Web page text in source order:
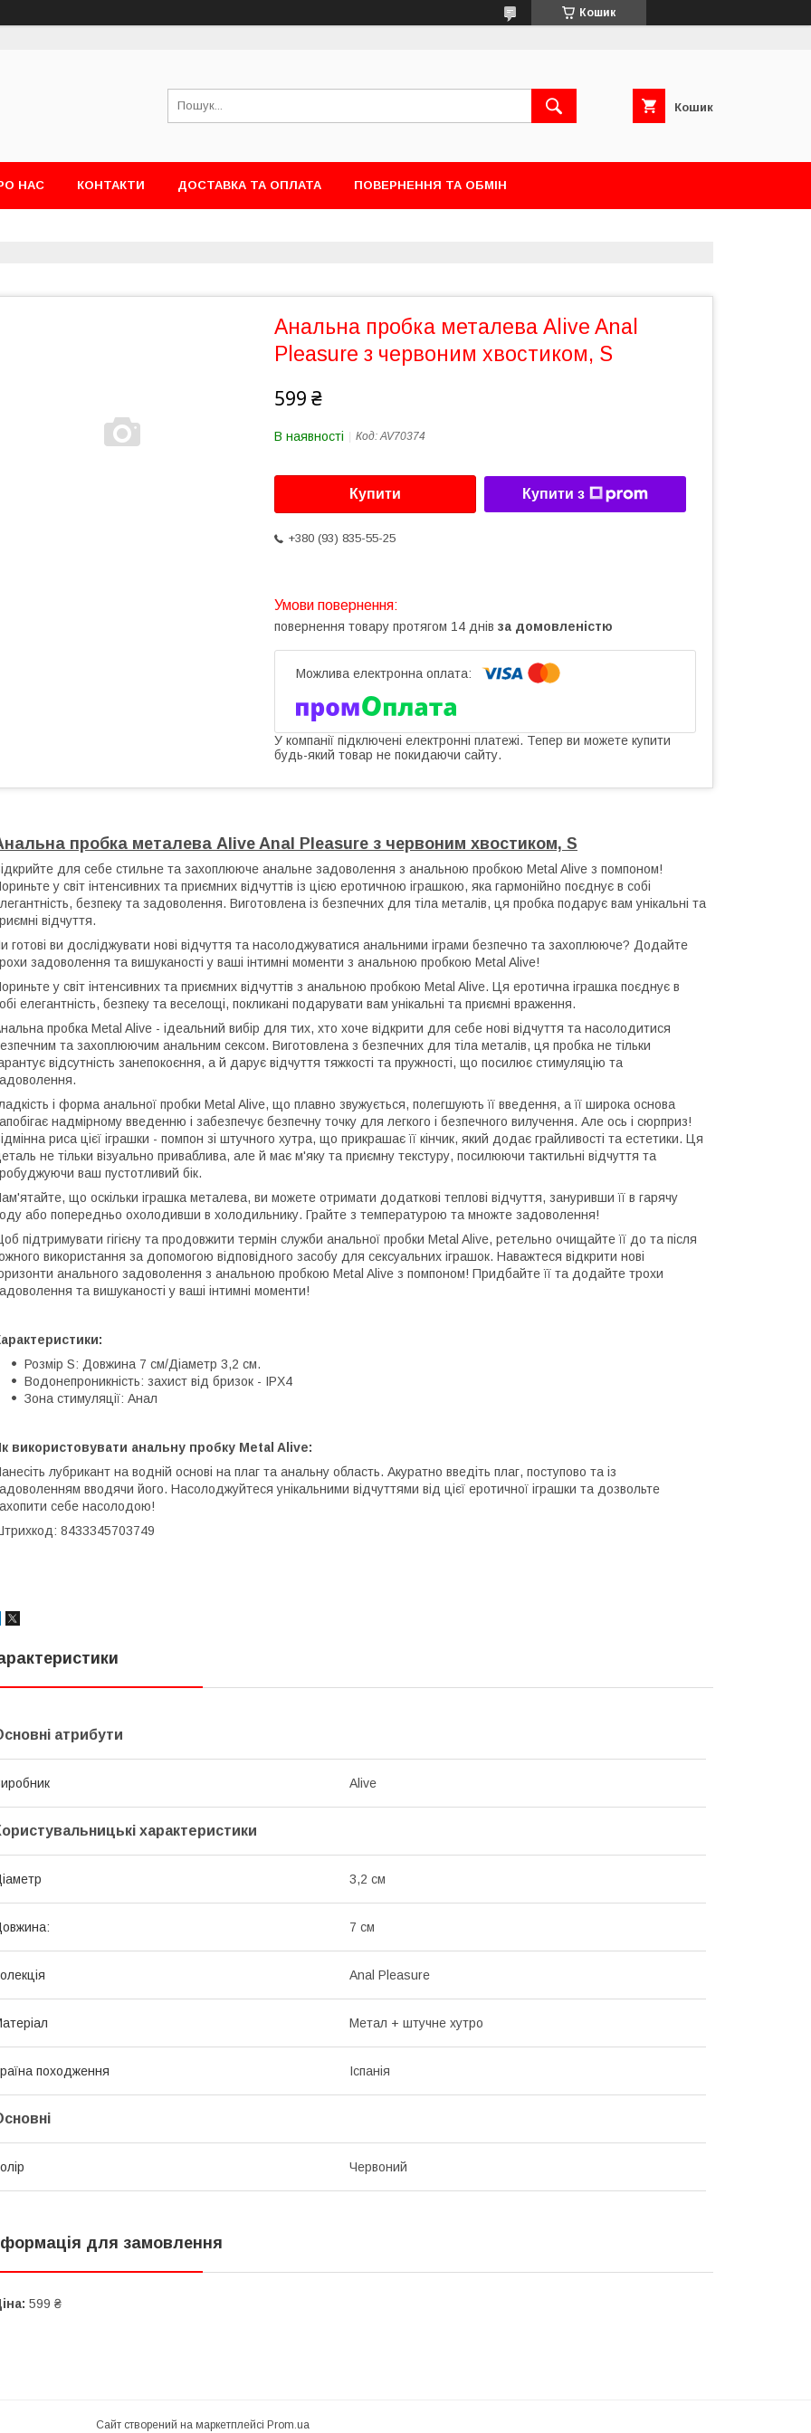
Кошик
Кошик
НАС КОНТАКТИ ДОСТАВКА ТА ОПЛАТА ПОВЕРНЕННЯ ТА ОБМІН
Анальна пробка металева Alive Anal
Pleasure з червоним хвостиком, S
599 ₴
В наявності Код:AV70374
Купити Купити з
+380 (93) 835-55-25
повернення товару протягом 14 днів за домовленістю
У компанії підключені електронні платежі. Тепер ви можете купити
будь-який товар не покидаючи сайту.
пробка металева Alive Anal Pleasure з червоним хвостиком, S
для себе стильне та захоплююче анальне задоволення з анальною пробкою Metal Alive з помпоном!
у світ інтенсивних та приємних відчуттів із цією еротичною іграшкою, яка гармонійно поєднує в собі
безпеку та задоволення. Виготовлена із безпечних для тіла металів, ця пробка подарує вам унікальні та
відчуття.
готові ви досліджувати нові відчуття та насолоджуватися анальними іграми безпечно та захоплююче? Додайте
задоволення та вишуканості у ваші інтимні моменти з анальною пробкою Metal Alive!
у світ інтенсивних та приємних відчуттів з анальною пробкою Metal Alive. Ця еротична іграшка поєднує в
елегантність, безпеку та веселощі, покликані подарувати вам унікальні та приємні враження.
пробка Metal Alive - ідеальний вибір для тих, хто хоче відкрити для себе нові відчуття та насолодитися
та захоплюючим анальним сексом. Виготовлена з безпечних для тіла металів, ця пробка не тільки
відсутність занепокоєння, а й дарує відчуття тяжкості та пружності, що посилює стимуляцію та
і форма анальної пробки Metal Alive, що плавно звужується, полегшують її введення, а її широка основа
надмірному введенню і забезпечує безпечну точку для легкого і безпечного вилучення. Але ось і сюрприз!
риса цієї іграшки - помпон зі штучного хутра, що прикрашає її кінчик, який додає грайливості та естетики. Ця
не тільки візуально приваблива, але й має м'яку та приємну текстуру, посилюючи тактильні відчуття та
ваш пустотливий бік.
що оскільки іграшка металева, ви можете отримати додаткові теплові відчуття, зануривши її в гарячу
або попередньо охолодивши в холодильнику. Грайте з температурою та множте задоволення!
підтримувати гігієну та продовжити термін служби анальної пробки Metal Alive, ретельно очищайте її до та після
використання за допомогою відповідного засобу для сексуальних іграшок. Наважтеся відкрити нові
анального задоволення з анальною пробкою Metal Alive з помпоном! Придбайте її та додайте трохи
та вишуканості у ваші інтимні моменти!
Розмір S: Довжина 7 см/Діаметр 3,2 см.
Водонепроникність: захист від бризок - IPX4
Зона стимуляції: Анал
використовувати анальну пробку Metal Alive:
лубрикант на водній основі на плаг та анальну область. Акуратно введіть плаг, поступово та із
вводячи його. Насолоджуйтеся унікальними відчуттями від цієї еротичної іграшки та дозвольте
себе насолодою!
8433345703749
атрибути
Alive
характеристики
3,2 см
7 см
Anal Pleasure
Метал + штучне хутро
походження Іспанія
Червоний
для замовлення
599 ₴
Сайт створений на маркетплейсі Prom.ua